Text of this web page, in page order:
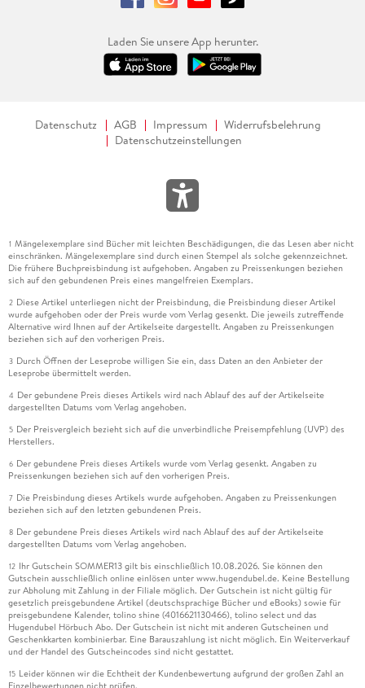
Laden Sie unsere App herunter.
Datenschutz AGB Impressum
Widerrufsbelehrung
Datenschutzeinstellungen
1 Mängelexemplare sind Bücher mit leichten Beschädigungen, die das Lesen aber nicht
einschränken. Mängelexemplare sind durch einen Stempel als solche gekennzeichnet.
Die frühere Buchpreisbindung ist aufgehoben. Angaben zu Preissenkungen beziehen
sich auf den gebundenen Preis eines mangelfreien Exemplars.
2 Diese Artikel unterliegen nicht der Preisbindung, die Preisbindung dieser Artikel
wurde aufgehoben oder der Preis wurde vom Verlag gesenkt. Die jeweils zutreffende
Alternative wird Ihnen auf der Artikelseite dargestellt. Angaben zu Preissenkungen
beziehen sich auf den vorherigen Preis.
3 Durch Öffnen der Leseprobe willigen Sie ein, dass Daten an den Anbieter der
Leseprobe übermittelt werden.
4 Der gebundene Preis dieses Artikels wird nach Ablauf des auf der Artikelseite
dargestellten Datums vom Verlag angehoben.
5 Der Preisvergleich bezieht sich auf die unverbindliche Preisempfehlung (UVP) des
Herstellers.
6 Der gebundene Preis dieses Artikels wurde vom Verlag gesenkt. Angaben zu
Preissenkungen beziehen sich auf den vorherigen Preis.
7 Die Preisbindung dieses Artikels wurde aufgehoben. Angaben zu Preissenkungen
beziehen sich auf den letzten gebundenen Preis.
8 Der gebundene Preis dieses Artikels wird nach Ablauf des auf der Artikelseite
dargestellten Datums vom Verlag angehoben.
12 Ihr Gutschein SOMMER13 gilt bis einschließlich 10.08.2026. Sie können den
Gutschein ausschließlich online einlösen unter www.hugendubel.de. Keine Bestellung
zur Abholung mit Zahlung in der Filiale möglich. Der Gutschein ist nicht gültig für
gesetzlich preisgebundene Artikel (deutschsprachige Bücher und eBooks) sowie für
preisgebundene Kalender, tolino shine (4016621130466), tolino select und das
Hugendubel Hörbuch Abo. Der Gutschein ist nicht mit anderen Gutscheinen und
Geschenkkarten kombinierbar. Eine Barauszahlung ist nicht möglich. Ein Weiterverkauf
und der Handel des Gutscheincodes sind nicht gestattet.
15 Leider können wir die Echtheit der Kundenbewertung aufgrund der großen Zahl an